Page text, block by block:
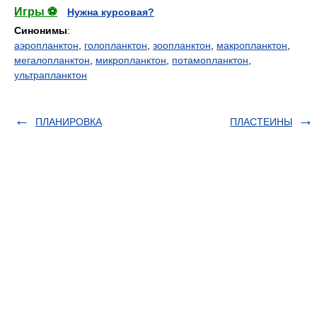
Игры ⚽
Нужна курсовая?
Синонимы:
аэропланктон
голопланктон зоопланктон макропланктон
мегалопланктон
микропланктон потамопланктон
ультрапланктон
ПЛАНИРОВКА ПЛАСТЕИНЫ